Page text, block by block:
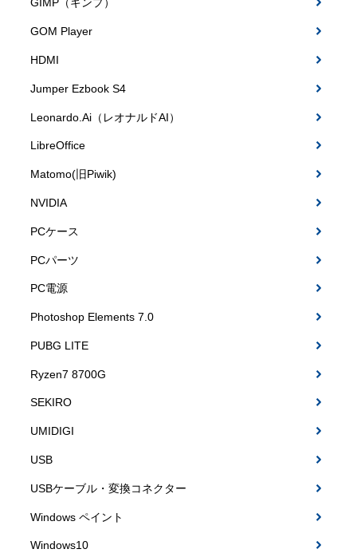
GIMP（ギンプ）
GOM Player
HDMI
Jumper Ezbook S4
Leonardo.Ai（レオナルドAI）
LibreOffice
Matomo(旧Piwik)
NVIDIA
PCケース
PCパーツ
PC電源
Photoshop Elements 7.0
PUBG LITE
Ryzen7 8700G
SEKIRO
UMIDIGI
USB
USBケーブル・変換コネクター
Windows ペイント
Windows10